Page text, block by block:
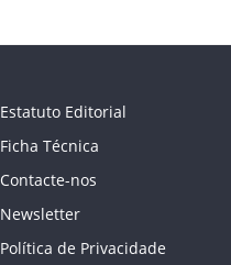
Estatuto Editorial
Ficha Técnica
Contacte-nos
Newsletter
Política de Privacidade